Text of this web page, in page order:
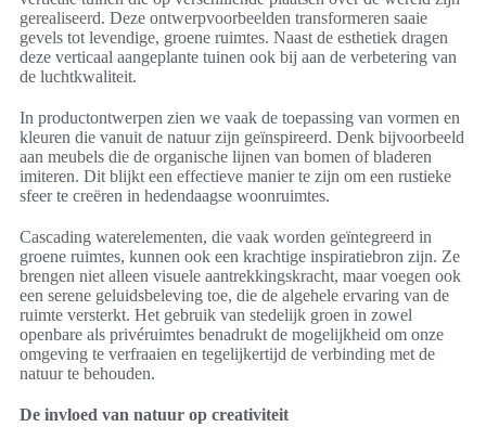
gerealiseerd. Deze ontwerpvoorbeelden transformeren saaie
gevels tot levendige, groene ruimtes. Naast de esthetiek dragen
deze verticaal aangeplante tuinen ook bij aan de verbetering van
de luchtkwaliteit.
In productontwerpen zien we vaak de toepassing van vormen en
kleuren die vanuit de natuur zijn geïnspireerd. Denk bijvoorbeeld
aan meubels die de organische lijnen van bomen of bladeren
imiteren. Dit blijkt een effectieve manier te zijn om een rustieke
sfeer te creëren in hedendaagse woonruimtes.
Cascading waterelementen, die vaak worden geïntegreerd in
groene ruimtes, kunnen ook een krachtige inspiratiebron zijn. Ze
brengen niet alleen visuele aantrekkingskracht, maar voegen ook
een serene geluidsbeleving toe, die de algehele ervaring van de
ruimte versterkt. Het gebruik van stedelijk groen in zowel
openbare als privéruimtes benadrukt de mogelijkheid om onze
omgeving te verfraaien en tegelijkertijd de verbinding met de
natuur te behouden.
De invloed van natuur op creativiteit